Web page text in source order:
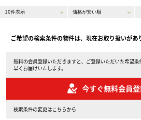
ご希望の検索条件の物件は、現在お取り扱いがあ
無料の会員登録いただきますと、ご登録いただいた希望
早くお届けいたします。
今すぐ無料会員
検索条件の変更はこちらから